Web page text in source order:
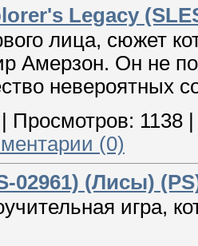
Legacy
лица, сюжет
Амерзон. Он не
невероятных
Просмотров: 1138
(0)
02961) (Лисы)
игра,